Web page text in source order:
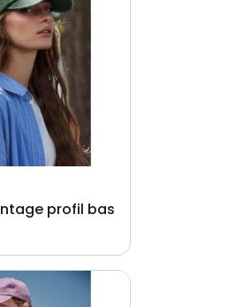
profil bas